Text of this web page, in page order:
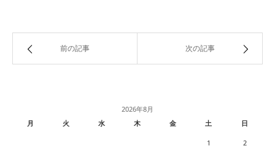
前の記事 次の記事
2026年8月
月
火 水 木 金 土 日
1 2